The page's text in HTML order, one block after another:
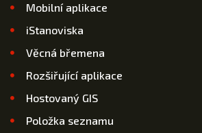
Mobilní aplikace
iStanoviska
Věcná břemena
Rozšiřující aplikace
Hostovaný GIS
Položka seznamu